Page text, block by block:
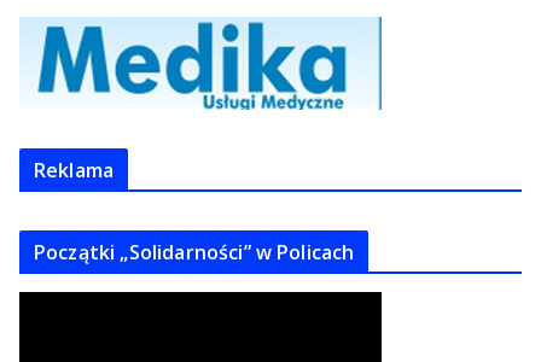
Reklama
Początki „Solidarności” w Policach